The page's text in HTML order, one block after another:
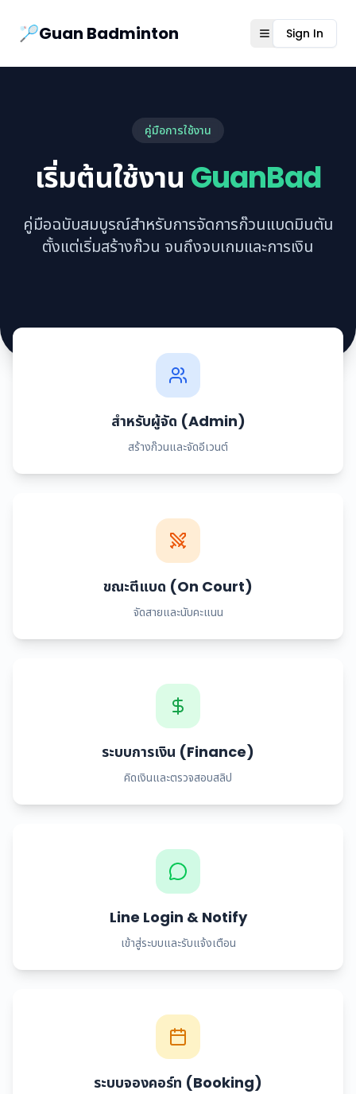
Guanbad App
🏸Guan Badminton Open menu
Sign In
คู่มือการใช้งาน
เริ่มต้นใช้งาน GuanBad
คู่มือฉบับสมบูรณ์สำหรับการจัดการก๊วนแบดมินตัน
ตั้งแต่เริ่มสร้างก๊วน จนถึงจบเกมและการเงิน
สำหรับผู้จัด (Admin)
สร้างก๊วนและจัดอีเวนต์
ขณะตีแบด (On Court)
จัดสายและนับคะแนน
ระบบการเงิน (Finance)
คิดเงินและตรวจสอบสลิป
Line Login & Notify
เข้าสู่ระบบและรับแจ้งเตือน
ระบบจองคอร์ท (Booking)